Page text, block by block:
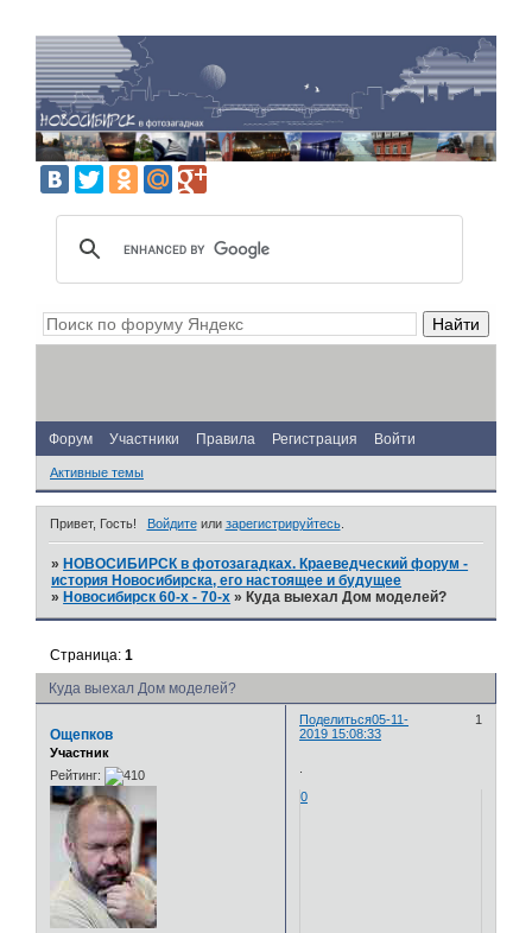
Форум Участники Правила Регистрация Войти
Активные темы
Привет, Гость! Войдитеили зарегистрируйтесь.
» НОВОСИБИРСК в фотозагадках. Краеведческий форум -
история Новосибирска, его настоящее и будущее
» Новосибирск 60-х - 70-х » Куда выехал Дом моделей?
Куда выехал Дом моделей?
Страница:1
Поделиться 1
05-11-
2019 15:08:33
Ощепков
Участник
Рейтинг:
0